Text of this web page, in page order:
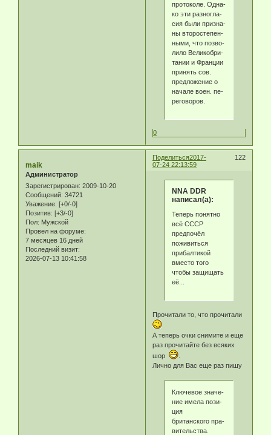
про­то­ко­ле. Од­на­
ко эти раз­но­гла­
сия бы­ли при­зна­
ны вто­ро­сте­пен­
ны­ми, что по­зво­
ли­ло Ве­ли­ко­бри­
та­нии и Фран­ции
при­нять сов.
пред­ло­же­ние о
на­ча­ле во­ен. пе­
ре­го­во­ров.
0
Поделиться 122
2017-
07-24 22:13:59
maik
Администратор
Зарегистрирован: 2009-10-20
Сообщений: 34721
Уважение: [+0/-0]
Позитив: [+3/-0]
Пол: Мужской
Провел на форуме:
7 месяцев 16 дней
Последний визит:
2026-07-13 10:41:58
NNA DDR
написал(а):
Теперь понятно
всё СССР
предпочёл
поживиться
прибалтикой
вместо того
чтобы защищать
её...
Прочитали то, что прочитали
А теперь очки снимите и еще
раз прочитайте без всяких
шор
Лично для Вас еще раз пишу
Клю­че­вое зна­че­
ние име­ла по­зи­
ция
британского пра­
ви­тель­ст­ва.